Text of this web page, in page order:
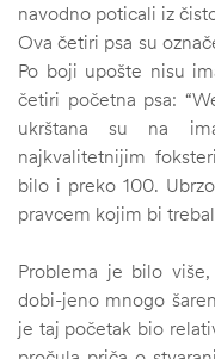
navodno poticali iz
Ova četiri psa su
Po boji upošte nisu
četiri početna psa:
ukrštana su na
najkvalitetnijim
bilo i preko 100.
pravcem kojim bi
Problema je bilo
dobi-jeno mnogo
je taj početak bio